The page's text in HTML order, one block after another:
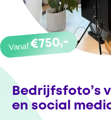
Vanaf€750,-
Bedrijfsfoto’s
en social